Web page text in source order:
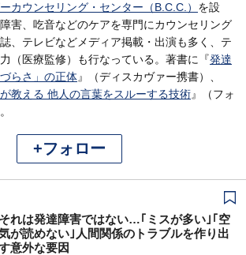
カウンセリング・センター（B.C.C.） を設
害、吃音などのケアを専門にカウンセリング
、テレビなどメディア掲載・出演も多く、テ
（医療監修）も行なっている。著書に『発達
らさ」の正体』（ディスカヴァー携書）、
教える 他人の言葉をスルーする技術』（フォ
+フォロー
それは発達障害ではない…｢ミスが多い｣｢空
が読めない｣人間関係のトラブルを作り出
意外な要因